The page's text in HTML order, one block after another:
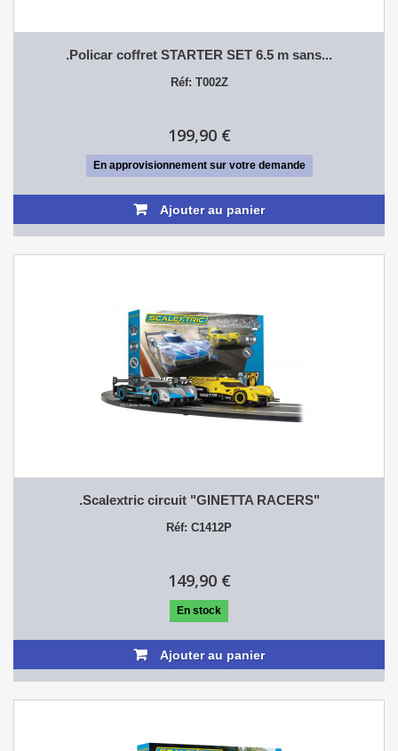
.Policar coffret STARTER SET 6.5 m sans...
Réf: T002Z
199,90 €
En approvisionnement sur votre demande
Ajouter au panier
.Scalextric circuit "GINETTA RACERS"
Réf: C1412P
149,90 €
En stock
Ajouter au panier